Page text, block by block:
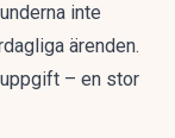
inte
ärenden.
– en stor